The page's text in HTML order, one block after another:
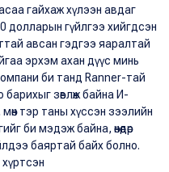
гайхаж хүлээн авдаг
долларын гүйлгээ хийгдсэн
авсан гэдгээ яаралтай
эрхэм ахан дүүс минь
би танд Ranner-тай
зөвлөж байна И-
тэр таны хүссэн зээлийн
би мэдэж байна, өнөөдөр
баяртай байх болно.